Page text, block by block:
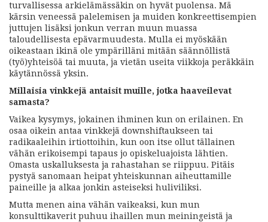
turvallisessa arkielämässäkin on hyvät puolensa. Mä
kärsin veneessä palelemisen ja muiden konkreettisempien
juttujen lisäksi jonkun verran muun muassa
taloudellisesta epävarmuudesta. Mulla ei myöskään
oikeastaan ikinä ole ympärilläni mitään säännöllistä
(työ)yhteisöä tai muuta, ja vietän useita viikkoja peräkkäin
käytännössä yksin.
Millaisia vinkkejä antaisit muille, jotka haaveilevat
samasta?
Vaikea kysymys, jokainen ihminen kun on erilainen. En
osaa oikein antaa vinkkejä downshiftaukseen tai
radikaaleihin irtiottoihin, kun oon itse ollut tällainen
vähän erikoisempi tapaus jo opiskeluajoista lähtien.
Omasta uskalluksesta ja rahastahan se riippuu. Pitäis
pystyä sanomaan heipat yhteiskunnan aiheuttamille
paineille ja alkaa jonkin asteiseksi huliviliksi.
Mutta menen aina vähän vaikeaksi, kun mun
konsulttikaverit puhuu ihaillen mun meiningeistä ja